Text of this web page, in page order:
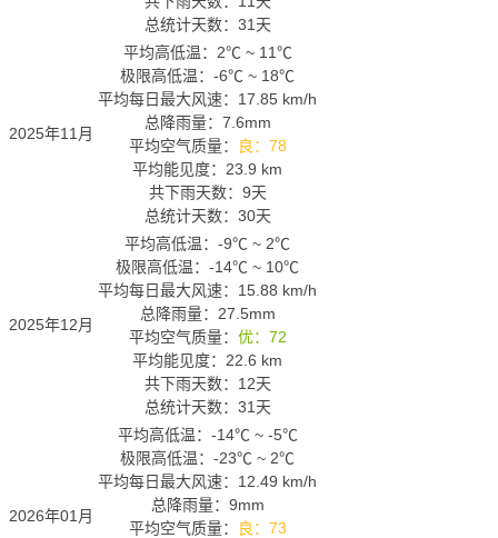
总统计天数：31天
2025年11月
平均高低温： 2℃ ~ 11℃
极限高低温： -6℃ ~ 18℃
平均每日最大风速：17.85 km/h
总降雨量：7.6mm
平均空气质量：
良：78
平均能见度：23.9 km
共下雨天数：9天
总统计天数：30天
2025年12月
平均高低温： -9℃ ~ 2℃
极限高低温： -14℃ ~ 10℃
平均每日最大风速：15.88 km/h
总降雨量：27.5mm
平均空气质量： 优：72
平均能见度：22.6 km
共下雨天数：12天
总统计天数：31天
2026年01月
平均高低温： -14℃ ~ -5℃
极限高低温： -23℃ ~ 2℃
平均每日最大风速：12.49 km/h
总降雨量：9mm
平均空气质量：
良：73